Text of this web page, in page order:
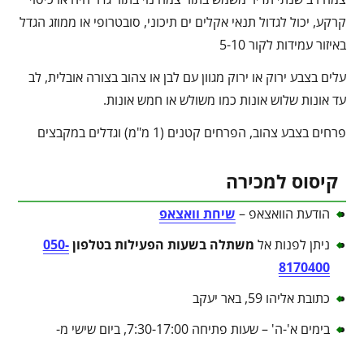
קרקע, יכול לגדול תנאי אקלים ים תיכוני, סובטרופי או ממוזג הגדל
באיזור עמידות לקור 5-10
עלים בצבע ירוק או ירוק מגוון עם לבן או צהוב בצורה אובלית, לב
עד אונות שלוש אונות כמו משולש או חמש אונות.
פרחים בצבע צהוב, הפרחים קטנים (1 מ"מ) וגדלים במקבצים
קיסוס למכירה
הודעת הוואצאפ – שיחת וואצאפ
ניתן לפנות אל משתלה בשעות הפעילות בטלפון050-
8170400
כתובת אליהו 59, באר יעקב
בימים א'-ה' – שעות פתיחה 7:30-17:00, ביום שישי מ-